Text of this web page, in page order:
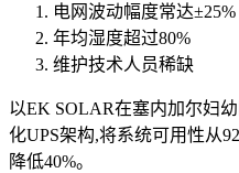
电网波动幅度常达±25%
年均湿度超过80%
维护技术人员稀缺
以EK SOLAR在塞内加尔妇
化UPS架构,将系统可用性从
降低40%。